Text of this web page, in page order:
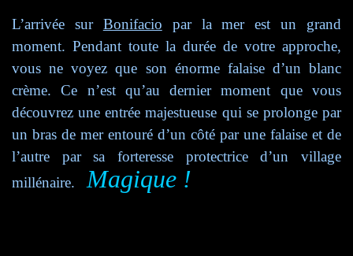
L’arrivée sur Bonifacio par la mer est un grand
moment. Pendant toute la durée de votre approche,
vous ne voyez que son énorme falaise d’un blanc
crème. Ce n’est qu’au dernier moment que vous
découvrez une entrée majestueuse qui se prolonge par
un bras de mer entouré d’un côté par une falaise et de
l’autre par sa forteresse protectrice d’un village
millénaire. Magique !